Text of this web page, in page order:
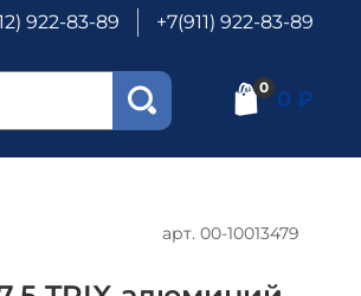
922-83-89 +7(911) 922-83-89
0 0 ₽
арт. 00-10013479